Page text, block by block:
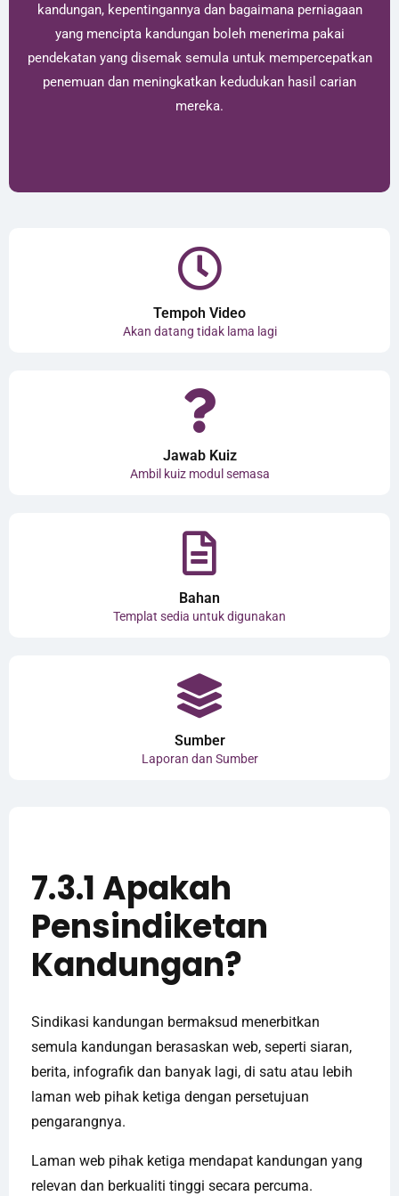
kandungan, kepentingannya dan bagaimana perniagaan
yang mencipta kandungan boleh menerima pakai
pendekatan yang disemak semula untuk mempercepatkan
penemuan dan meningkatkan kedudukan hasil carian
mereka.
Tempoh Video
Akan datang tidak lama lagi
Jawab Kuiz
Ambil kuiz modul semasa
Bahan
Templat sedia untuk digunakan
Sumber
Laporan dan Sumber
7.3.1 Apakah
Pensindiketan
Kandungan?
Sindikasi kandungan bermaksud menerbitkan
semula kandungan berasaskan web, seperti siaran,
berita, infografik dan banyak lagi, di satu atau lebih
laman web pihak ketiga dengan persetujuan
pengarangnya.
Laman web pihak ketiga mendapat kandungan yang
relevan dan berkualiti tinggi secara percuma.